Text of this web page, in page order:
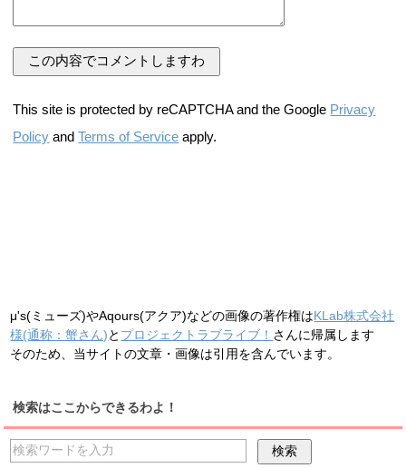
This site is protected by reCAPTCHA and the Google Privacy
Policy andTerms of Service apply.
μ's(ミューズ)やAqours(アクア)などの画像の著作権はKLab株式会社
様(通称：蟹さん)と プロジェクトラブライブ！ さんに帰属します
そのため、当サイトの文章・画像は引用を含んでいます。
検索はここからできるわよ！